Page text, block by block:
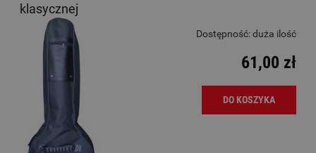
klasycznej
Dostępność:duża ilość
61,00 zł
DO KOSZYKA